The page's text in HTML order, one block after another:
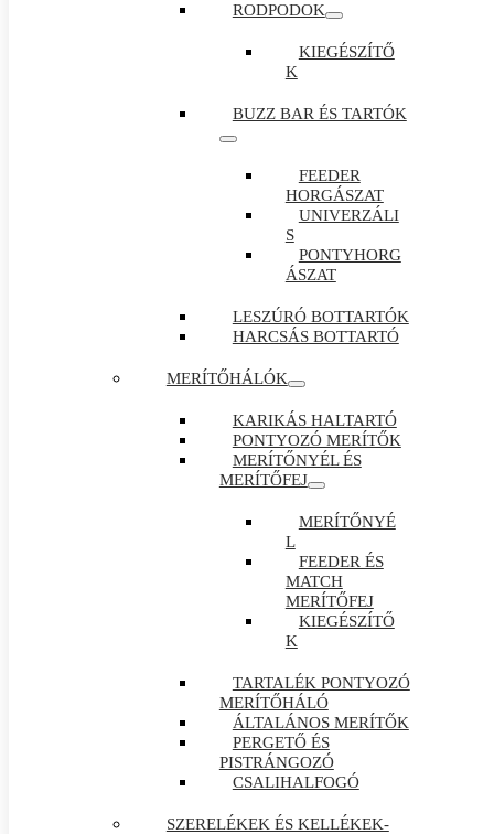
RODPODOK
KIEGÉSZÍTŐ
K
BUZZ BAR ÉS TARTÓK
FEEDER
HORGÁSZAT
UNIVERZÁLI
S
PONTYHORG
ÁSZAT
LESZÚRÓ BOTTARTÓK
HARCSÁS BOTTARTÓ
MERÍTŐHÁLÓK
KARIKÁS HALTARTÓ
PONTYOZÓ MERÍTŐK
MERÍTŐNYÉL ÉS
MERÍTŐFEJ
MERÍTŐNYÉ
L
FEEDER ÉS
MATCH
MERÍTŐFEJ
KIEGÉSZÍTŐ
K
TARTALÉK PONTYOZÓ
MERÍTŐHÁLÓ
ÁLTALÁNOS MERÍTŐK
PERGETŐ ÉS
PISTRÁNGOZÓ
CSALIHALFOGÓ
SZERELÉKEK ÉS KELLÉKEK-